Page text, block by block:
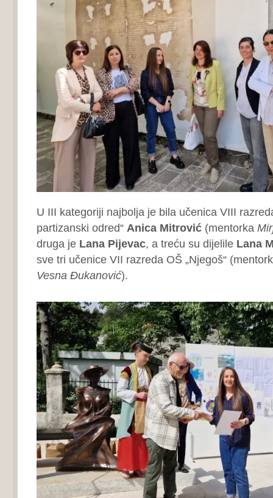
U III kategoriji najbolja je bila učenica VIII
partizanski odred“ Anica Mitrović(mentorka
druga je Lana Pijevac, a treću su dijelile Lana
sve tri učenice VII razreda OŠ „Njegoš“
Vesna Đukanović).